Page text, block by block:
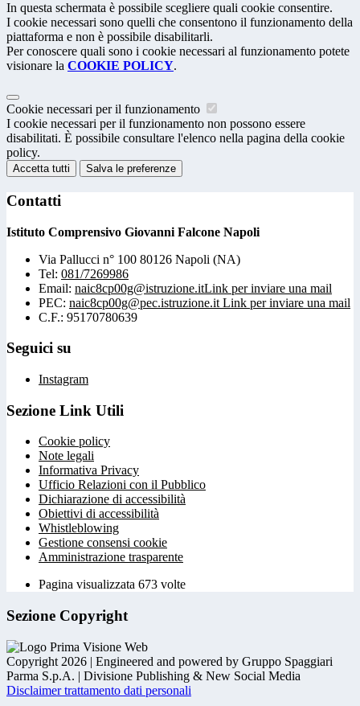
In questa schermata è possibile scegliere quali cookie consentire.
I cookie necessari sono quelli che consentono il funzionamento della
piattaforma e non è possibile disabilitarli.
Per conoscere quali sono i cookie necessari al funzionamento potete
visionare la COOKIE POLICY.
Cookie necessari per il funzionamento
I cookie necessari per il funzionamento non possono essere
disabilitati. È possibile consultare l'elenco nella pagina della cookie
policy.
Accetta tutti Salva le preferenze
Contatti
Istituto Comprensivo Giovanni Falcone Napoli
Via Pallucci n° 100 80126 Napoli (NA)
Tel: 081/7269986
Email: naic8cp00g@istruzione.itLink per inviare una mail
PEC: naic8cp00g@pec.istruzione.it Link per inviare una mail
C.F.: 95170780639
Seguici su
Instagram
Sezione Link Utili
Cookie policy
Note legali
Informativa Privacy
Ufficio Relazioni con il Pubblico
Dichiarazione di accessibilità
Obiettivi di accessibilità
Whistleblowing
Gestione consensi cookie
Amministrazione trasparente
Pagina visualizzata 673 volte
Sezione Copyright
Copyright 2026 | Engineered and powered by Gruppo Spaggiari
Parma S.p.A. | Divisione Publishing & New Social Media
Disclaimer trattamento dati personali